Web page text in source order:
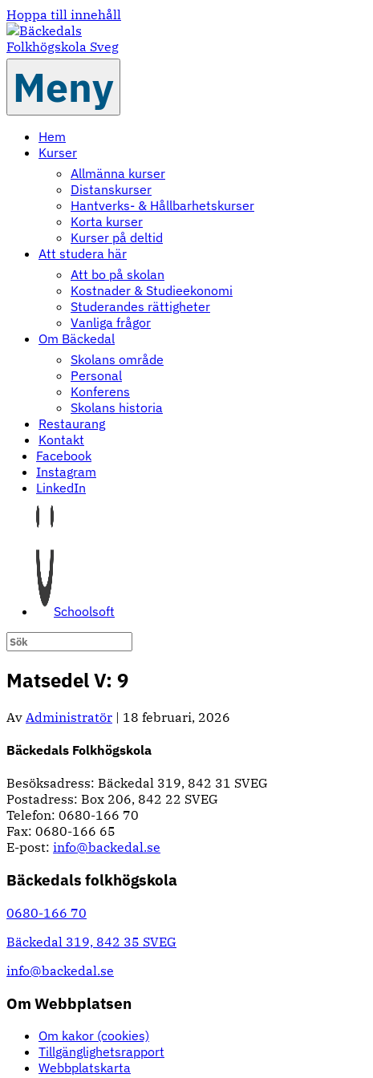
Hoppa till innehåll
Meny
Hem
Kurser
Allmänna kurser
Distanskurser
Hantverks- & Hållbarhetskurser
Korta kurser
Kurser på deltid
Att studera här
Att bo på skolan
Kostnader & Studieekonomi
Studerandes rättigheter
Vanliga frågor
Om Bäckedal
Skolans område
Personal
Konferens
Skolans historia
Restaurang
Kontakt
Facebook
Instagram
LinkedIn
Schoolsoft
Matsedel V: 9
Av Administratör | 18 februari, 2026
Bäckedals Folkhögskola
Besöksadress: Bäckedal 319, 842 31 SVEG
Postadress: Box 206, 842 22 SVEG
Telefon: 0680-166 70
Fax: 0680-166 65
E-post: info@backedal.se
Bäckedals folkhögskola
0680-166 70
Bäckedal 319, 842 35 SVEG
info@backedal.se
Om Webbplatsen
Om kakor (cookies)
Tillgänglighetsrapport
Webbplatskarta